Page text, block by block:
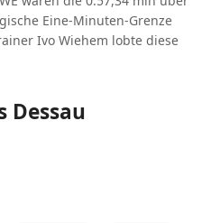
Eine-Minuten-Grenze
Ivo Wiehem lobte diese
Dessau